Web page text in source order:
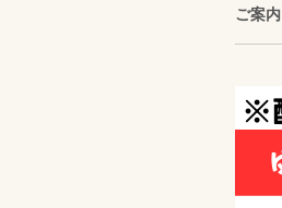
ご案内